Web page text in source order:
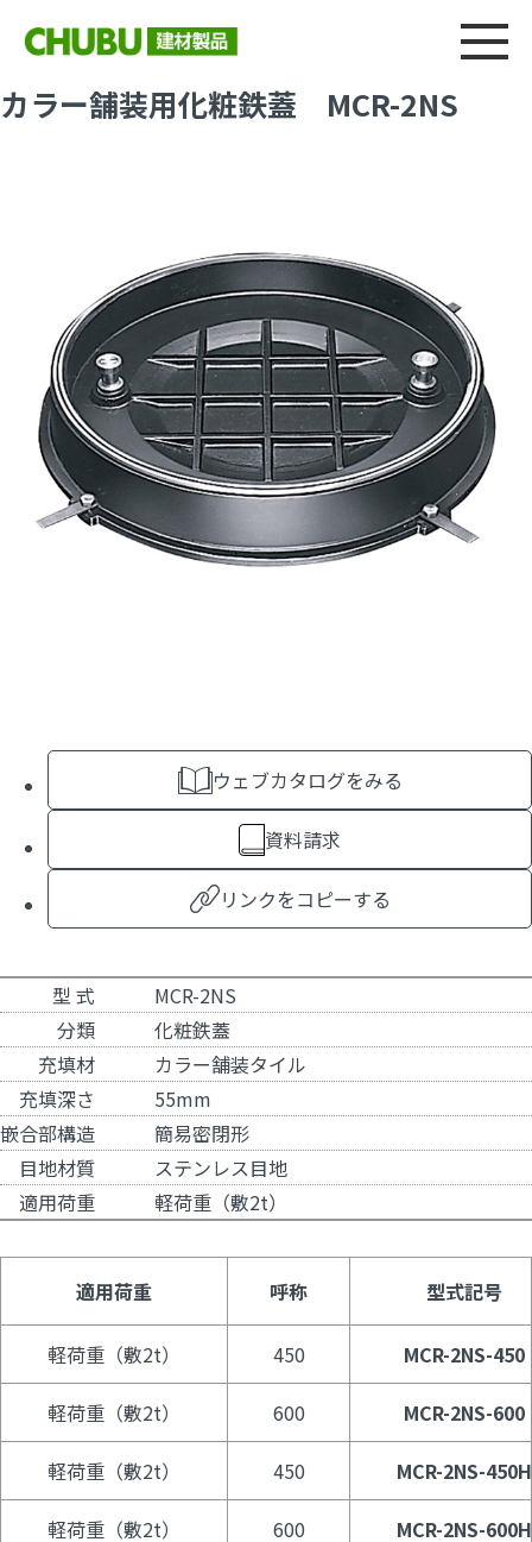
総合
カラー舗装用化粧鉄蓋 MCR-2NS
ウェブカタログをみる
資料請求
リンクをコピーする
型 式
MCR-2NS
分類
化粧鉄蓋
充填材
カラー舗装タイル
充填深さ
55mm
嵌合部構造
簡易密閉形
目地材質
ステンレス目地
適用荷重
軽荷重（敷2t）
適用荷重 呼称 型式記号
軽荷重（敷2t） 450 MCR-2NS-450
軽荷重（敷2t） 600 MCR-2NS-600
軽荷重（敷2t） 450 MCR-2NS-450H
軽荷重（敷2t） 600 MCR-2NS-600H